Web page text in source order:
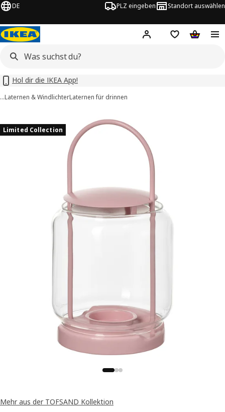
DE PLZ eingeben Standort auswählen
Hej! Hier einloggen
Merkzettel
Hol dir die IKEA App!
…Laternen & WindlichterLaternen für drinnen
Limited Collection
Mehr aus der TOFSAND Kollektion